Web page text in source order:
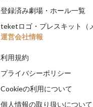
登録済み劇場・ホール一覧
teketロゴ・プレスキット（
運営会社情報
利用規約
プライバシーポリシー
Cookieの利用について
個人情報の取り扱いについて